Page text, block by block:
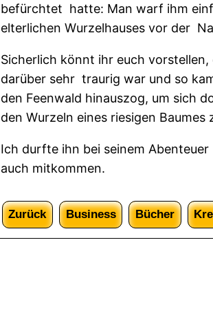
e
befürchtet hatte: Man warf ihm
elterlichen Wurzelhauses vor der
Sicherlich könnt ihr euch vorstellen,
darüber sehr traurig war und so
den Feenwald hinauszog, um sich
den Wurzeln eines riesigen Baumes
Ich durfte ihn bei seinem
auch mitkommen.
Zurück Business Bücher